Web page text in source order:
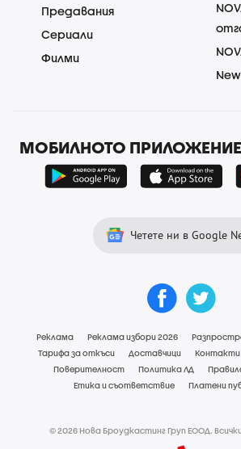
Предавания
Сериали
Филми
МОБИЛНОТО ПРИЛОЖЕНИЕ
Четете ни в Google
Реклама Реклама избори 2026
Тарифа за откъси
Доставчици Контакти
Поверителност
Политика ЛД
Етика и съответствие
Платени
© 2026 Нова Броудкастинг Груп ЕООД.